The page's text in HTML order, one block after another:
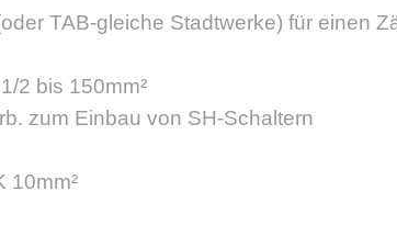
TAB-gleiche Stadtwerke) für einen
2 bis 150mm²
zum Einbau von SH-Schaltern
10mm²